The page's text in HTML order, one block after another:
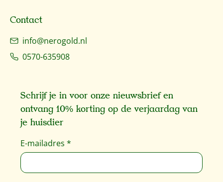
Contact
info@nerogold.nl
0570-635908
Schrijf je in voor onze nieuwsbrief en
ontvang 10% korting op de verjaardag van
je huisdier
E-mailadres *